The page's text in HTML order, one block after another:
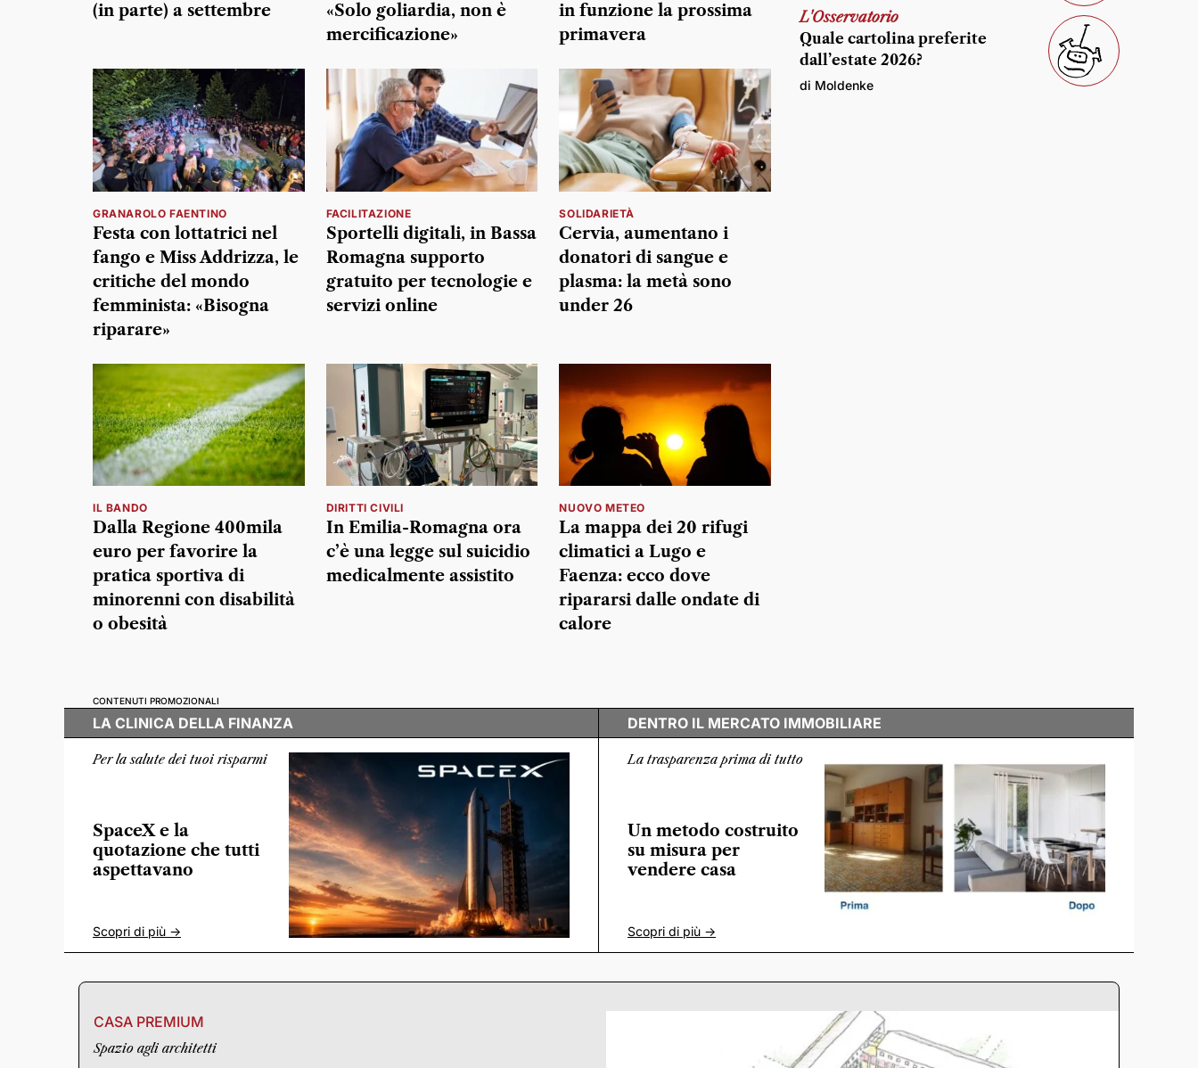
(in parte) a settembre
«Solo goliardia, non è
mercificazione»
in funzione la prossima
primavera
GRANAROLO FAENTINO
Festa con lottatrici nel
fango e Miss Addrizza, le
critiche del mondo
femminista: «Bisogna
riparare»
FACILITAZIONE
Sportelli digitali, in Bassa
Romagna supporto
gratuito per tecnologie e
servizi online
SOLIDARIETÀ
Cervia, aumentano i
donatori di sangue e
plasma: la metà sono
under 26
IL BANDO
Dalla Regione 400mila
euro per favorire la
pratica sportiva di
minorenni con disabilità
o obesità
DIRITTI CIVILI
In Emilia-Romagna ora
c’è una legge sul suicidio
medicalmente assistito
NUOVO METEO
La mappa dei 20 rifugi
climatici a Lugo e
Faenza: ecco dove
ripararsi dalle ondate di
calore
L'Osservatorio
Quale cartolina preferite
dall’estate 2026?
di Moldenke
CONTENUTI PROMOZIONALI
LA CLINICA DELLA FINANZA
Per la salute dei tuoi risparmi
SpaceX e la
quotazione che tutti
aspettavano
Scopri di più ->
DENTRO IL MERCATO IMMOBILIARE
La trasparenza prima di tutto
Un metodo costruito
su misura per
vendere casa
Scopri di più ->
CASA PREMIUM
Spazio agli architetti